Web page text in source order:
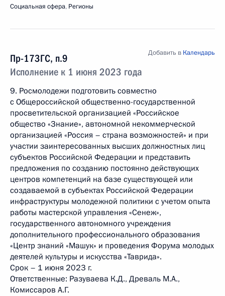
Социальная сфера, Регионы
Пр-173ГС, п.9
Исполнение к 1 июня 2023 года
Добавить в Календарь
9. Росмолодежи подготовить совместно
с Общероссийской общественно-государственной
просветительской организацией «Российское
общество «Знание», автономной некоммерческой
организацией «Россия – страна возможностей» и при
участии заинтересованных высших должностных лиц
субъектов Российской Федерации и представить
предложения по созданию постоянно действующих
центров компетенций на базе существующей или
создаваемой в субъектах Российской Федерации
инфраструктуры молодежной политики с учетом опыта
работы мастерской управления «Сенеж»,
государственного автономного учреждения
дополнительного профессионального образования
«Центр знаний «Машук» и проведения Форума молодых
деятелей культуры и искусства «Таврида».
Срок – 1 июня 2023 г.
Ответственные: Разуваева К.Д., Древаль М.А.,
Комиссаров А.Г.